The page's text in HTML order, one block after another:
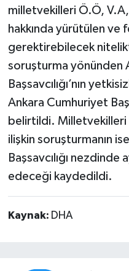
milletvekilleri Ö.Ö,
hakkında yürütülen ve
gerektirebilecek
soruşturma yönünden
Başsavcılığı’nın
Ankara Cumhuriyet
belirtildi. Milletvekilleri
ilişkin soruşturmanın
Başsavcılığı
edeceği kaydedildi.
Kaynak: DHA